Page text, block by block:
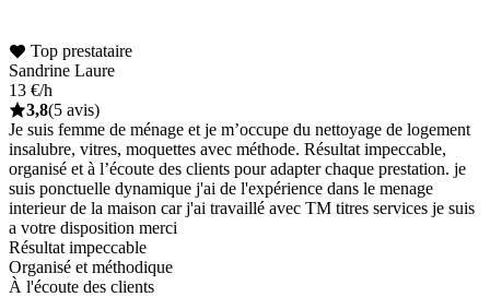
Top prestataire
Sandrine Laure
13 €/h
3,8(5 avis)
Je suis femme de ménage et je m’occupe du nettoyage de logement
insalubre, vitres, moquettes avec méthode. Résultat impeccable,
organisé et à l’écoute des clients pour adapter chaque prestation. je
suis ponctuelle dynamique j'ai de l'expérience dans le menage
interieur de la maison car j'ai travaillé avec TM titres services je suis
a votre disposition merci
Résultat impeccable
Organisé et méthodique
À l'écoute des clients